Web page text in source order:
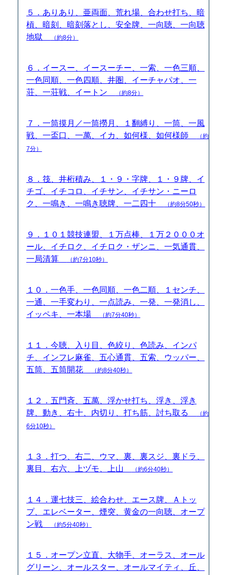
５．ありあり、亜両面、荒れ場、合わせ打ち、暗
槓、暗刻、暗刻落とし、安全牌、一向聴、一向聴
地獄
（約8分）
６．イースー、イースーチー、一索、一色三順、
一色同順、一色四順、井圏、イーチャパオ、一
荘、一荘戦、イートン
（約8分）
７．一筒摸月／一筒撈月、１翻縛り、一筒、一風
戦、一盃口、一萬、イカ、如何様、如何様師
（約
7分）
８．筏、井桁積み、１・９・字牌、１・９牌、イ
チゴ、イチコロ、イチサン、イチサン・ニーロ
ク、一鳴き、一鳴き聴牌、一二四十
（約8分50秒）
９．１０１競技連盟、１万点棒、１万２０００オ
ール、イチロク、イチロク・ザンニ、一気通貫、
一局清算
（約7分10秒）
１０．一色手、一色同順、一色二順、１センチ、
一通、一手変わり、一点読み、一発、一発消し、
イッペキ、一本場
（約7分40秒）
１１．今聴、入り目、色絞り、色読み、インパ
チ、インフレ麻雀、五心通貫、五索、ウッパー、
五筒、五筒開花
（約8分40秒）
１２．五門斉、五萬、浮かせ打ち、浮き、浮き
牌、動き、右十、内切り、打ち筋、討ち取る
（約
6分10秒）
１３．打つ、右二、ウマ、裏、裏スジ、裏ドラ、
裏目、右六、上ヅモ、上山
（約6分40秒）
１４．運七技三、絵合わせ、エース牌、Ａトッ
プ、エレベーター、煙突、黄金の一向聴、オープ
ン戦
（約5分40秒）
１５．オープン立直、大物手、オーラス、オール
グリーン、オールスター、オールマイティ、丘、